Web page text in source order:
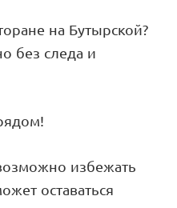
на Бутырской?
без следа и
избежать
оставаться